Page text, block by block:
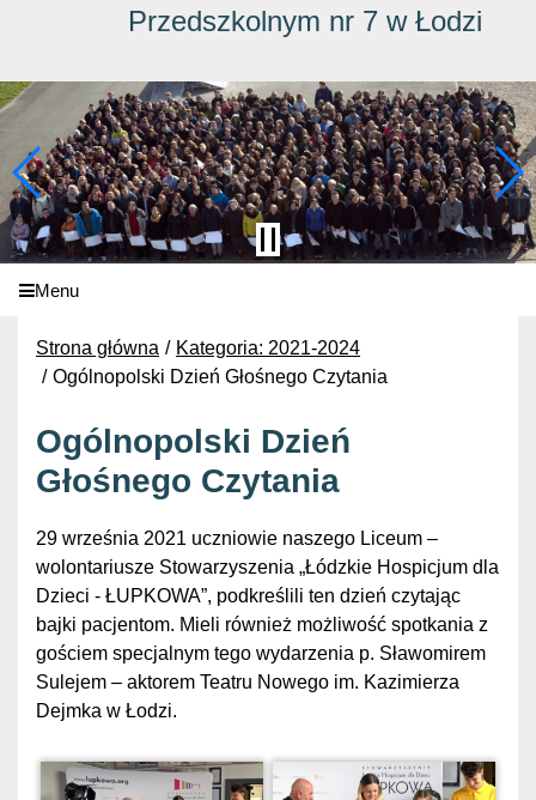
Przedszkolnym nr 7 w Łodzi
Menu
Strona główna
Kategoria: 2021-2024
Ogólnopolski Dzień Głośnego Czytania
Ogólnopolski Dzień
Głośnego Czytania
29 września 2021 uczniowie naszego Liceum –
wolontariusze Stowarzyszenia „Łódzkie Hospicjum dla
Dzieci - ŁUPKOWA”, podkreślili ten dzień czytając
bajki pacjentom. Mieli również możliwość spotkania z
gościem specjalnym tego wydarzenia p. Sławomirem
Sulejem – aktorem Teatru Nowego im. Kazimierza
Dejmka w Łodzi.